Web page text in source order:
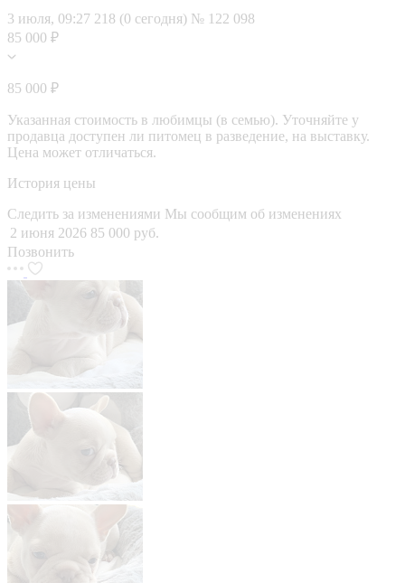
3 июля, 09:27 218 (0 сегодня) № 122 098
85 000 ₽
85 000 ₽
Указанная стоимость в любимцы (в семью). Уточняйте у
продавца доступен ли питомец в разведение, на выставку.
Цена может отличаться.
История цены
Следить за изменениями Мы сообщим об изменениях
2 июня 2026 85 000 руб.
Позвонить